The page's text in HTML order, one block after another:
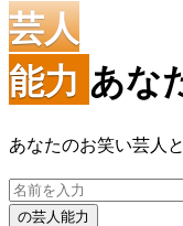
芸人
能力 あな
あなたのお笑い芸人
の芸人能力